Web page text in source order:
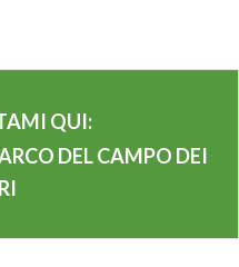
QUI:
DEL CAMPO DEI